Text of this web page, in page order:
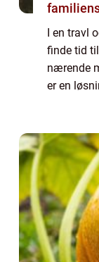
I en travl
finde tid
nærende
er en